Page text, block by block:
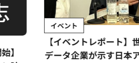
【イベントレポート】世界的
データ企業が示す日本アニメ